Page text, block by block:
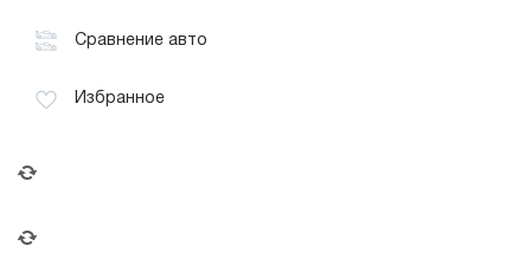
Сравнение авто
Избранное